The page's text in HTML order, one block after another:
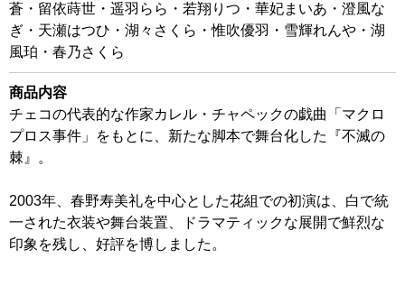
蒼・留依蒔世・遥羽らら・若翔りつ・華妃まいあ・澄風な
ぎ・天瀬はつひ・湖々さくら・惟吹優羽・雪輝れんや・湖
風珀・春乃さくら
商品内容
チェコの代表的な作家カレル・チャペックの戯曲「マクロ
プロス事件」をもとに、新たな脚本で舞台化した『不滅の
棘』。
2003年、春野寿美礼を中心とした花組での初演は、白で統
一された衣装や舞台装置、ドラマティックな展開で鮮烈な
印象を残し、好評を博しました。